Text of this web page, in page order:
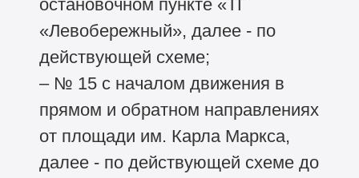
остановочном пункте «ТГ
«Левобережный», далее - по
действующей схеме;
– № 15 с началом движения в
прямом и обратном направлениях
от площади им. Карла Маркса,
далее - по действующей схеме до